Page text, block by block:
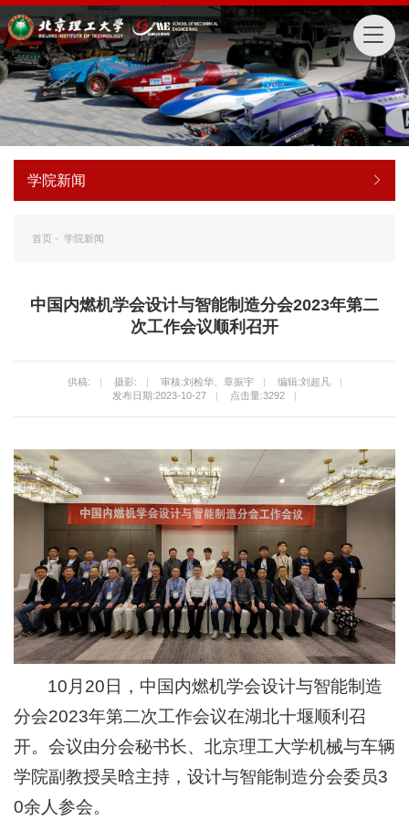
学院新闻
首页 - 学院新闻
中国内燃机学会设计与智能制造分会2023年第二
次工作会议顺利召开
供稿: | 摄影: | 审核:刘检华、章振宇 | 编辑:刘超凡
|
发布日期:2023-10-27
| 点击量:3292 |
10月20日，中国内燃机学会设计与智能制造
分会2023年第二次工作会议在湖北十堰顺利召
开。会议由分会秘书长、北京理工大学机械与车辆
学院副教授吴晗主持，设计与智能制造分会委员3
0余人参会。